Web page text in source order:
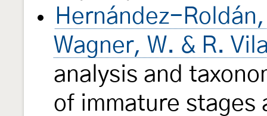
Hernández-
Wagner, W. & R.
analysis and
of immature stages